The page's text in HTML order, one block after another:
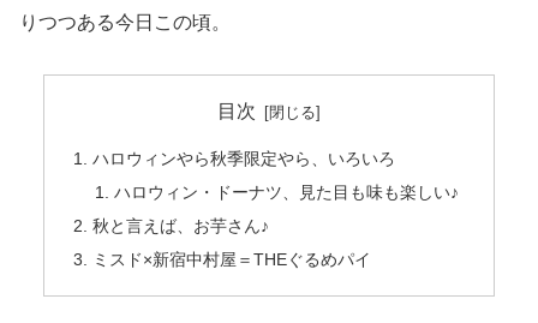
りつつある今日この頃。
目次
ハロウィンやら秋季限定やら、いろいろ
ハロウィン・ドーナツ、見た目も味も楽しい♪
秋と言えば、お芋さん♪
ミスド×新宿中村屋＝THEぐるめパイ